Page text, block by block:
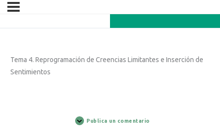
Tema 4. Reprogramación de Creencias Limitantes e Inserción de
Sentimientos
Publica un comentario